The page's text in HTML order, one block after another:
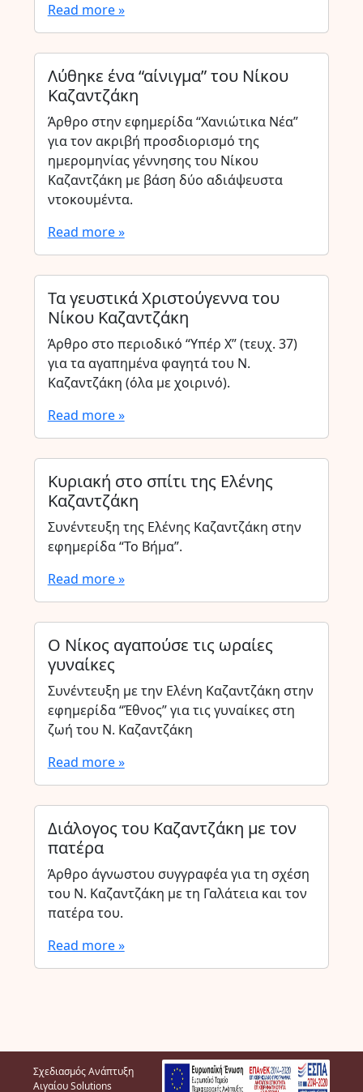
Read more »
Λύθηκε ένα “αίνιγμα” του Νίκου
Καζαντζάκη
Άρθρο στην εφημερίδα “Χανιώτικα Νέα”
για τον ακριβή προσδιορισμό της
ημερομηνίας γέννησης του Νίκου
Καζαντζάκη με βάση δύο αδιάψευστα
ντοκουμέντα.
Read more »
Τα γευστικά Χριστούγεννα του
Νίκου Καζαντζάκη
Άρθρο στο περιοδικό “Υπέρ Χ” (τευχ. 37)
για τα αγαπημένα φαγητά του Ν.
Καζαντζάκη (όλα με χοιρινό).
Read more »
Κυριακή στο σπίτι της Ελένης
Καζαντζάκη
Συνέντευξη της Ελένης Καζαντζάκη στην
εφημερίδα “Το Βήμα”.
Read more »
Ο Νίκος αγαπούσε τις ωραίες
γυναίκες
Συνέντευξη με την Ελένη Καζαντζάκη στην
εφημερίδα “Έθνος” για τις γυναίκες στη
ζωή του Ν. Καζαντζάκη
Read more »
Διάλογος του Καζαντζάκη με τον
πατέρα
Άρθρο άγνωστου συγγραφέα για τη σχέση
του Ν. Καζαντζάκη με τη Γαλάτεια και τον
πατέρα του.
Read more »
Σχεδιασμός Ανάπτυξη
Αιγαίου Solutions